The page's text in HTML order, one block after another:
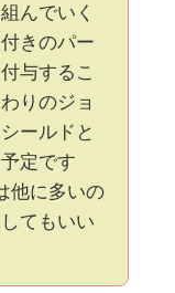
んでいく
きのパー
与するこ
りのジョ
ールドと
定です
他に多いの
てもいい